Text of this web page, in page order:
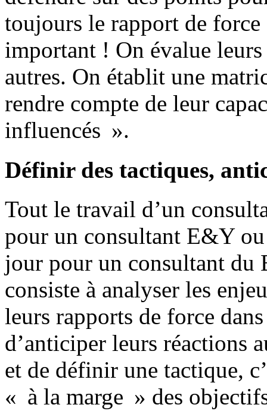
toujours le rapport de force
important ! On évalue leurs
autres. On établit une
rendre compte de leur
influencés ».
Définir des tactiques,
Tout le travail d’un
pour un consultant E&Y
jour pour un consultant
consiste à analyser les
leurs rapports de force
d’anticiper leurs réactions
et de définir une tactique,
« à la marge » des